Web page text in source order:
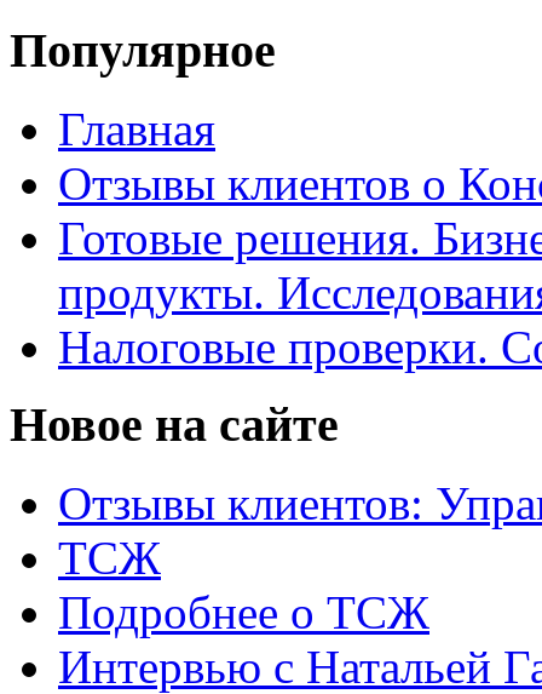
Популярное
Главная
Отзывы клиентов о
Готовые решения.
продукты.
Налоговые проверки.
Новое на сайте
Отзывы клиентов:
ТСЖ
Подробнее о ТСЖ
Интервью с Натальей